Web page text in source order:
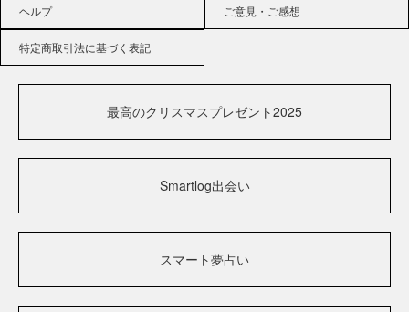
ヘルプ ご意見・ご感想
特定商取引法に基づく表記
最高のクリスマスプレゼント2025
Smartlog出会い
スマート夢占い